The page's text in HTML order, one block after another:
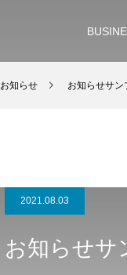
お知らせ お知らせサン
2021.08.03
お知らせサ